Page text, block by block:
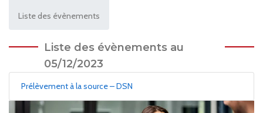
Liste des évènements
Liste des évènements au
05/12/2023
Prélèvement à la source – DSN